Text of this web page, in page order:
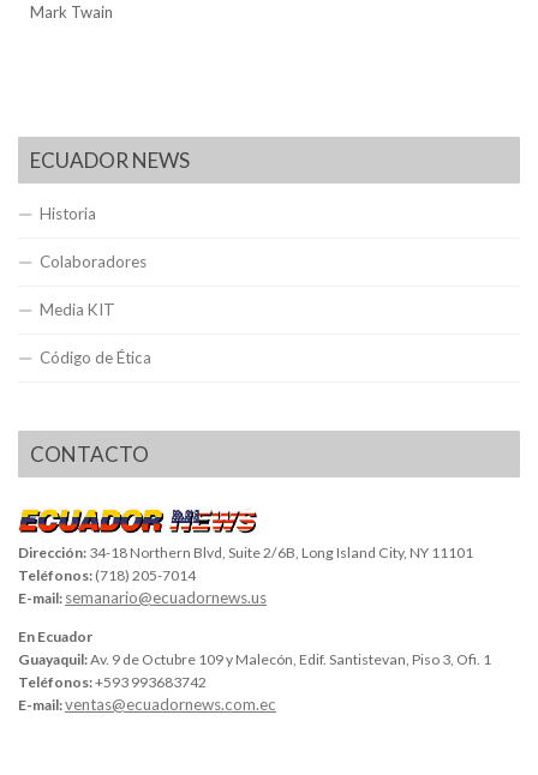
Mark Twain
ECUADOR NEWS
Historia
Colaboradores
Media KIT
Código de Ética
CONTACTO
Dirección: 34-18 Northern Blvd, Suite 2/6B, Long Island City, NY 11101
Teléfonos: (718) 205-7014
E-mail: semanario@ecuadornews.us
En Ecuador
Guayaquil:Av. 9 de Octubre 109 y Malecón, Edif. Santistevan, Piso 3, Ofi. 1
Teléfonos:+593 993683742
E-mail:ventas@ecuadornews.com.ec